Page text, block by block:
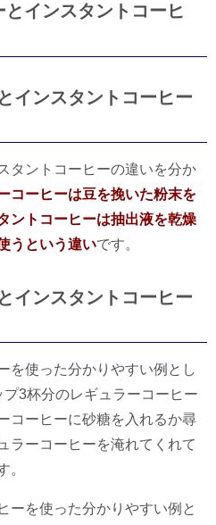
インスタントコーヒ
インスタントコーヒー
タントコーヒーの違いを分か
コーヒーは豆を挽いた粉末を
ントコーヒーは抽出液を乾燥
うという違いです。
インスタントコーヒー
を使った分かりやすい例とし
3杯分のレギュラーコーヒー
コーヒーに砂糖を入れるか尋
ラーコーヒーを淹れてくれて
。
ーを使った分かりやすい例と